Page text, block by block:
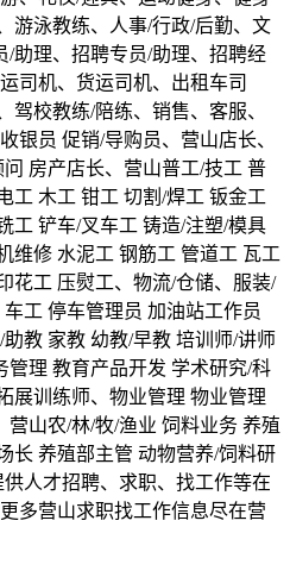
游泳教练、人事/行政/后勤、文
/助理、招聘专员/助理、招聘经
司机、货运司机、出租车司
驾校教练/陪练、销售、客服、
银员 促销/导购员、营山店长、
房产店长、营山普工/技工 普
工 木工 钳工 切割/焊工 钣金工
工 铲车/叉车工 铸造/注塑/模具
维修 水泥工 钢筋工 管道工 瓦工
花工 压熨工、物流/仓储、服装/
工 停车管理员 加油站工作员
教 家教 幼教/早教 培训师/讲师
管理 教育产品开发 学术研究/科
展训练师、物业管理 物业管理
营山农/林/牧/渔业 饲料业务 养殖
长 养殖部主管 动物营养/饲料研
人才招聘、求职、找工作等在
多营山求职找工作信息尽在营